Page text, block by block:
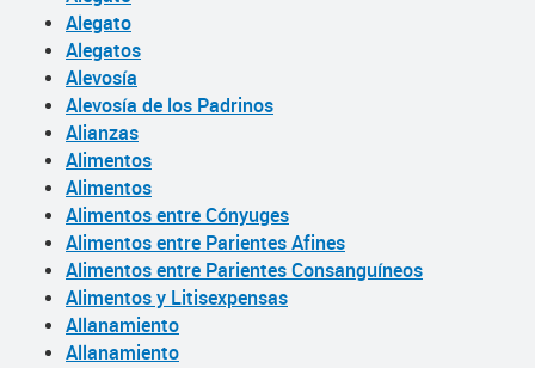
Alegato
Alegatos
Alevosía
Alevosía de los Padrinos
Alianzas
Alimentos
Alimentos
Alimentos entre Cónyuges
Alimentos entre Parientes Afines
Alimentos entre Parientes Consanguíneos
Alimentos y Litisexpensas
Allanamiento
Allanamiento